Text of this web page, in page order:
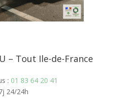
– Tout Ile-de-France
: 01 83 64 20 41
24/24h